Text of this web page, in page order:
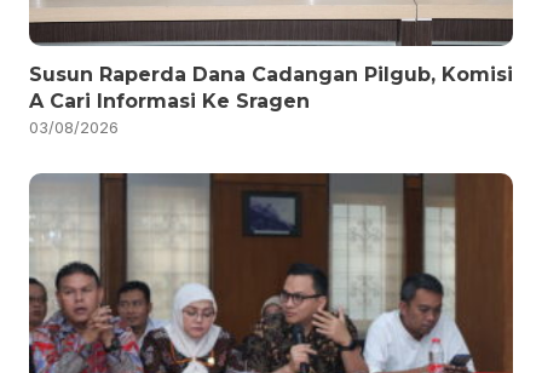
Susun Raperda Dana Cadangan Pilgub, Komisi
A Cari Informasi Ke Sragen
03/08/2026